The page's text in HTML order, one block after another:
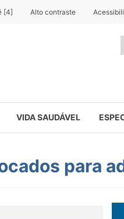
[4] Alto contraste
VIDA SAUDÁVEL
para